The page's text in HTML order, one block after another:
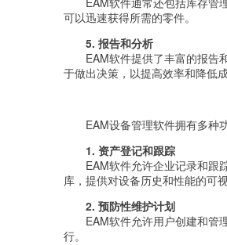
可以迅速获得所需的零件。
5. 报告和分析
EAM软件提供了丰富的报告
于做出决策，以提高效率和降低成
EAM设备管理软件拥有多种
1. 资产登记和跟踪
EAM软件允许企业记录和跟
库，提供对设备历史和性能的可视
2. 预防性维护计划
EAM软件允许用户创建和管
行。